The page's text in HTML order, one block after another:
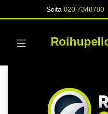
Soita020 7348780